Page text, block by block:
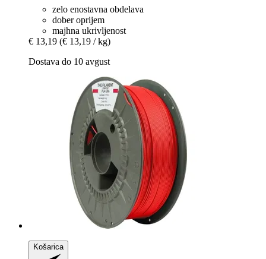
zelo enostavna obdelava
dober oprijem
majhna ukrivljenost
€ 13,19 (€ 13,19 / kg)
Dostava do 10 avgust
Košarica